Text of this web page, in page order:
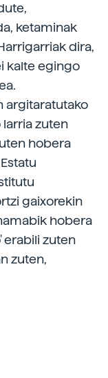
ketaminak
dira,
kalte egingo
argitaratutako
zuten
hobera
gaixorekin
hobera
erabili zuten
zuten,